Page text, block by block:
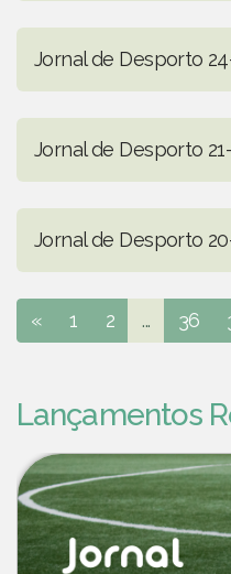
Jornal de Desporto
Jornal de Desporto
Jornal de Desporto
« 1 2 ... 36
Lançamentos